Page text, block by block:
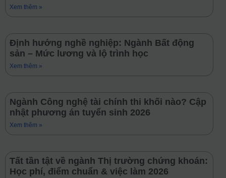
Xem thêm »
Định hướng nghề nghiệp: Ngành Bất động
sản – Mức lương và lộ trình học
Xem thêm »
Ngành Công nghệ tài chính thi khối nào? Cập
nhật phương án tuyển sinh 2026
Xem thêm »
Tất tần tật về ngành Thị trường chứng khoán:
Học phí, điểm chuẩn & việc làm 2026